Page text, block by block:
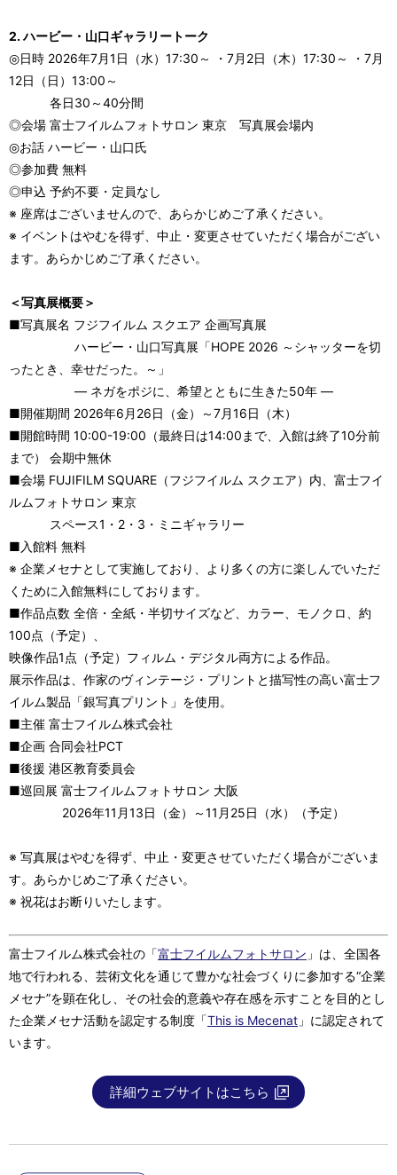
2. ハービー・山口ギャラリートーク
◎日時 2026年7月1日（水）17:30～ ・7月2日（木）17:30～ ・7月
12日（日）13:00～
各日30～40分間
◎会場 富士フイルムフォトサロン 東京 写真展会場内
◎お話 ハービー・山口氏
◎参加費 無料
◎申込 予約不要・定員なし
※ 座席はございませんので、あらかじめご了承ください。
※ イベントはやむを得ず、中止・変更させていただく場合がござい
ます。あらかじめご了承ください。
＜写真展概要＞
■写真展名 フジフイルム スクエア 企画写真展
ハービー・山口写真展「HOPE 2026 ～シャッターを切
ったとき、幸せだった。～」
― ネガをポジに、希望とともに生きた50年 ―
■開催期間 2026年6月26日（金）～7月16日（木）
■開館時間 10:00-19:00（最終日は14:00まで、入館は終了10分前
まで） 会期中無休
■会場 FUJIFILM SQUARE（フジフイルム スクエア）内、富士フイ
ルムフォトサロン 東京
スペース1・2・3・ミニギャラリー
■入館料 無料
※ 企業メセナとして実施しており、より多くの方に楽しんでいただ
くために入館無料にしております。
■作品点数 全倍・全紙・半切サイズなど、カラー、モノクロ、約
100点（予定）、
映像作品1点（予定）フィルム・デジタル両方による作品。
展示作品は、作家のヴィンテージ・プリントと描写性の高い富士フ
イルム製品「銀写真プリント」を使用。
■主催 富士フイルム株式会社
■企画 合同会社PCT
■後援 港区教育委員会
■巡回展 富士フイルムフォトサロン 大阪
2026年11月13日（金）～11月25日（水）（予定）
※ 写真展はやむを得ず、中止・変更させていただく場合がございま
す。あらかじめご了承ください。
※ 祝花はお断りいたします。
富士フイルム株式会社の「富士フイルムフォトサロン 」は、全国各
地で行われる、芸術文化を通じて豊かな社会づくりに参加する“企業
メセナ”を顕在化し、その社会的意義や存在感を示すことを目的とし
た企業メセナ活動を認定する制度「This is Mecenat 」に認定されて
います。
詳細ウェブサイトはこちら